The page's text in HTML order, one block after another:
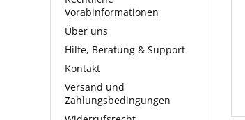
Vorabinformationen
Über uns
Hilfe, Beratung & Support
Kontakt
Versand und
Zahlungsbedingungen